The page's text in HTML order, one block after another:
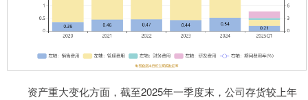
资产重大变化方面，截至2025年一季度末，公司存货较上年